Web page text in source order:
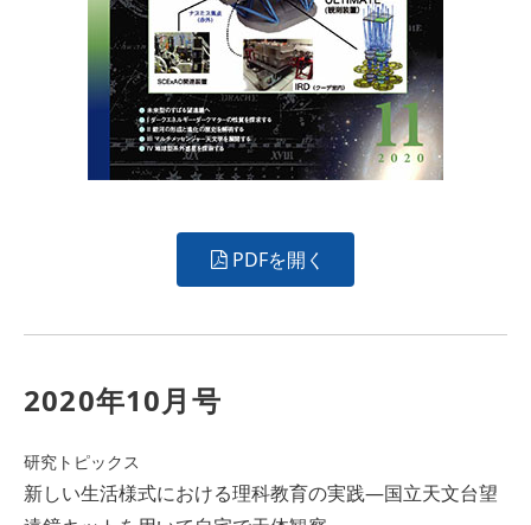
PDFを開く
2020年10月号
研究トピックス
新しい生活様式における理科教育の実践―国立天文台望